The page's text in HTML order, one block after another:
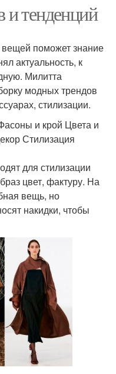
и тенденций
поможет знание
актуальность, к
Милитта
модных трендов
стилизации.
и крой Цвета и
Стилизация
для стилизации
цвет, фактуру. На
вещь, но
накидки, чтобы